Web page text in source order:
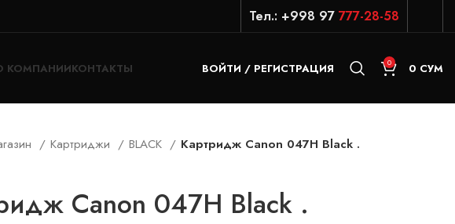
Тел.: +998 97 777-28-58
КОМПАНИИКОНТАКТЫ ВОЙТИ / РЕГИСТРАЦИЯ 0 0 СУМ
Картриджи BLACK Картридж Canon 047H Black .
Canon 047H Black .